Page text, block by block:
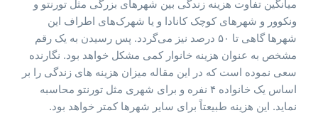
میانگین تفاوت هزینه زندگی بین شهرهای بزرگی مثل تورنتو و
ونکوور و شهرهای کوچک کانادا و یا شهرک‌های اطراف این
شهرها گاهی تا ۵۰ درصد نیز می‌گردد. پس رسیدن به یک رقم
مشخص به عنوان هزینه خانوار کمی مشکل خواهد بود. نگارنده
سعی نموده است که در این مقاله میزان هزینه های زندگی را بر
اساس یک خانواده ۴ نفره و برای شهری مثل تورنتو محاسبه
نماید. این هزینه طبیعتاً برای سایر شهرها کمتر خواهد بود.